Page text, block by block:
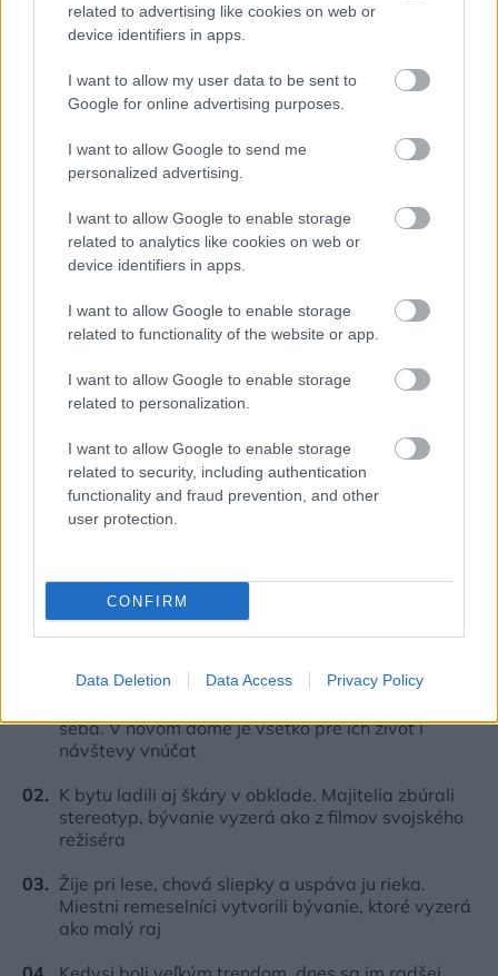
related to advertising like cookies on web or
device identifiers in apps.
I want to allow my user data to be sent to
Google for online advertising purposes.
I want to allow Google to send me
personalized advertising.
I want to allow Google to enable storage
related to analytics like cookies on web or
device identifiers in apps.
I want to allow Google to enable storage
related to functionality of the website or app.
I want to allow Google to enable storage
related to personalization.
I want to allow Google to enable storage
related to security, including authentication
functionality and fraud prevention, and other
user protection.
CONFIRM
Data Deletion Data Access Privacy Policy
materiáloch. Praktický pasívny domček
neďaleko Nitry
Čerstvý vzduch 24 hodín denne
Najčítanejšie Za týždeň Za mesiac
seba. V novom dome je všetko pre ich život i
návštevy vnúčat
K bytu ladili aj škáry v obklade. Majitelia zbúrali
stereotyp, bývanie vyzerá ako z filmov svojského
režiséra
Žije pri lese, chová sliepky a uspáva ju rieka.
Miestni remeselníci vytvorili bývanie, ktoré vyzerá
ako malý raj